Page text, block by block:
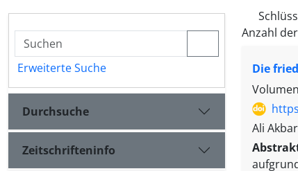
Anzahl
Die
Ali
Erweiterte Suche
Durchsuche
Zeitschrifteninfo